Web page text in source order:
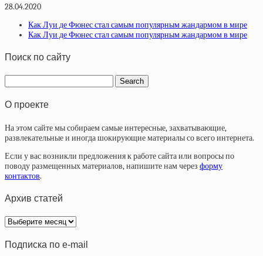
28.04.2020
Как Луи де Фюнес стал самым популярным жандармом в мире
Как Луи де Фюнес стал самым популярным жандармом в мире
Поиск по сайту
О проекте
На этом сайте мы собираем самые интересные, захватывающие,
развлекательные и иногда шокирующие материалы со всего интернета.
Если у вас возникли предложения к работе сайта или вопросы по
поводу размещенных материалов, напишите нам через форму
контактов.
Архив статей
Архив
статей
Подписка по e-mail